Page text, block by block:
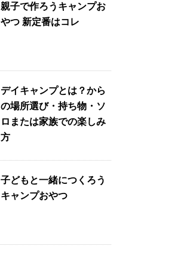
親子で作ろうキャンプお
やつ 新定番はコレ
デイキャンプとは？から
の場所選び・持ち物・ソ
ロまたは家族での楽しみ
方
子どもと一緒につくろう
キャンプおやつ